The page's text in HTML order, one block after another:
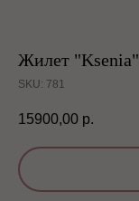
Жилет "Ksenia"
SKU: 781
15900,00 р.